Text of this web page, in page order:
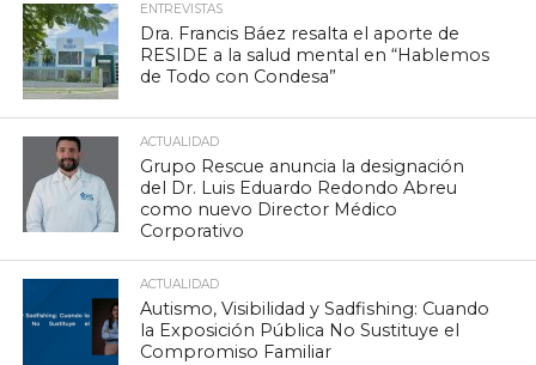
ENTREVISTAS
Dra. Francis Báez resalta el aporte de
RESIDE a la salud mental en “Hablemos
de Todo con Condesa”
ACTUALIDAD
Grupo Rescue anuncia la designación
del Dr. Luis Eduardo Redondo Abreu
como nuevo Director Médico
Corporativo
ACTUALIDAD
Autismo, Visibilidad y Sadfishing: Cuando
la Exposición Pública No Sustituye el
Compromiso Familiar